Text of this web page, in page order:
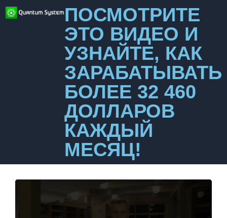
ПОСМОТРИТЕ
ЭТО ВИДЕО И
УЗНАЙТЕ, КАК
ЗАРАБАТЫВАТЬ
БОЛЕЕ 32 460
ДОЛЛАРОВ
КАЖДЫЙ
МЕСЯЦ!